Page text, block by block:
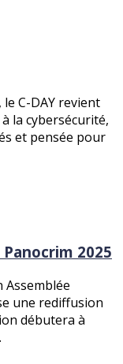
C-DAY revient
la cybersécurité,
et pensée pour
2025
Assemblée
une rediffusion
débutera à